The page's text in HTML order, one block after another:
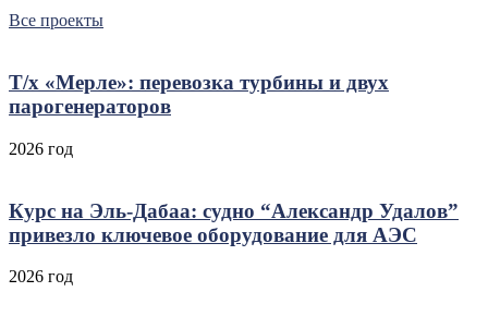
Все проекты
Т/х «Мерле»: перевозка турбины и двух
парогенераторов
2026 год
Курс на Эль‑Дабаа: судно “Александр Удалов”
привезло ключевое оборудование для АЭС
2026 год